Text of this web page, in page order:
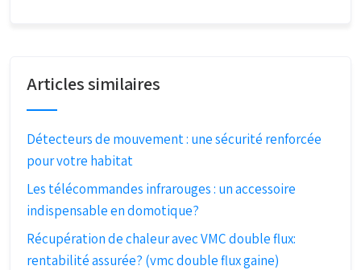
Articles similaires
Détecteurs de mouvement : une sécurité renforcée
pour votre habitat
Les télécommandes infrarouges : un accessoire
indispensable en domotique?
Récupération de chaleur avec VMC double flux:
rentabilité assurée? (vmc double flux gaine)